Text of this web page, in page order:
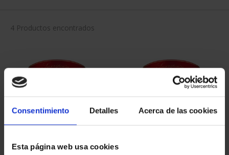
Consentimiento Detalles Acerca de las cookies
Esta página web usa cookies
4 Productos encontrados